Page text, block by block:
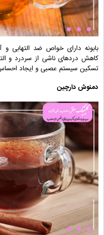
بابونه دارای خواص ضد التهابی
کاهش دردهای ناشی از سردرد و
تسکین سیستم عصبی و ایجاد
دمنوش دارچین